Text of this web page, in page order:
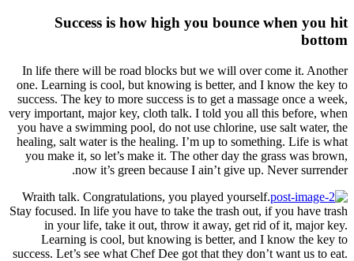
In life
one.
very
you
you
Stay